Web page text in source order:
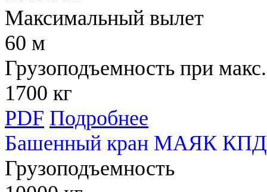
Максимальный вылет
60 м
Грузоподъемность при
1700 кг
PDF Подробнее
Башенный кран МАЯК КПД
Грузоподъемность